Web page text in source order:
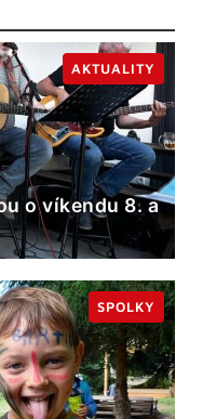
o víkendu 8. a
AKTUALITY
SPOLKY